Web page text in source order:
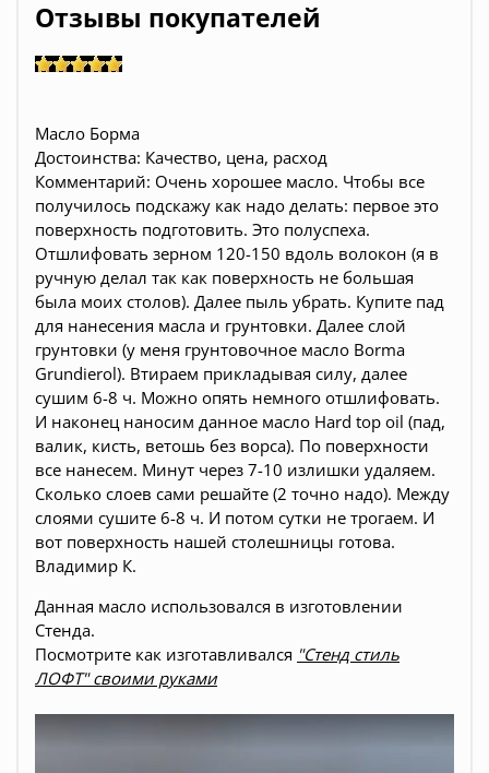
Отзывы покупателей
Масло Борма
Достоинства: Качество, цена, расход
Комментарий: Очень хорошее масло. Чтобы все
получилось подскажу как надо делать: первое это
поверхность подготовить. Это полуспеха.
Отшлифовать зерном 120-150 вдоль волокон (я в
ручную делал так как поверхность не большая
была моих столов). Далее пыль убрать. Купите пад
для нанесения масла и грунтовки. Далее слой
грунтовки (у меня грунтовочное масло Borma
Grundierol). Втираем прикладывая силу, далее
сушим 6-8 ч. Можно опять немного отшлифовать.
И наконец наносим данное масло Hard top oil (пад,
валик, кисть, ветошь без ворса). По поверхности
все нанесем. Минут через 7-10 излишки удаляем.
Сколько слоев сами решайте (2 точно надо). Между
слоями сушите 6-8 ч. И потом сутки не трогаем. И
вот поверхность нашей столешницы готова.
Владимир К.
Данная масло использовался в изготовлении
Стенда.
Посмотрите как изготавливался "Стенд стиль
ЛОФТ" своими руками